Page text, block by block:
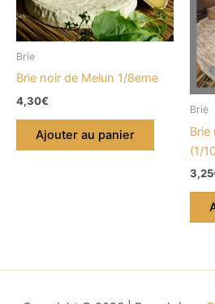
Brie
Brie noir de Melun 1/8eme
4,30€
Ajouter au panier
Brie
Brie
(1/
3,25